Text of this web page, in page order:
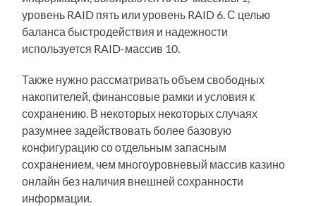
уровень RAID пять или уровень RAID 6. С целью
баланса быстродействия и надежности
используется RAID-массив 10.
Также нужно рассматривать объем свободных
накопителей, финансовые рамки и условия к
сохранению. В некоторых некоторых случаях
разумнее задействовать более базовую
конфигурацию со отдельным запасным
сохранением, чем многоуровневый массив казино
онлайн без наличия внешней сохранности
информации.